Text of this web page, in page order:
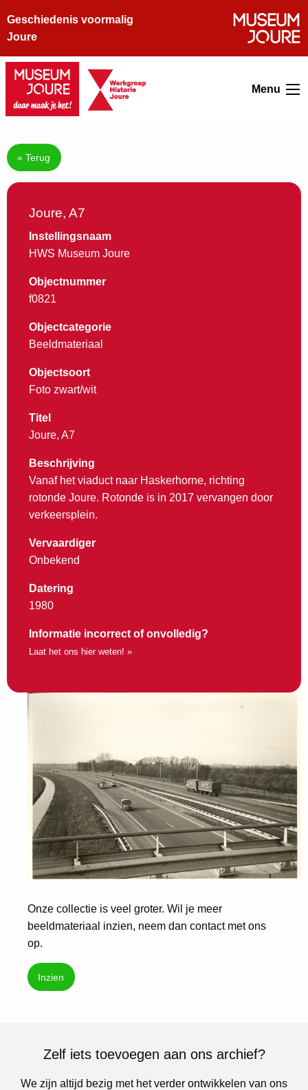
Geschiedenis voormalig
Joure
Menu
« Terug
Joure, A7
Instellingsnaam
HWS Museum Joure
Objectnummer
f0821
Objectcategorie
Beeldmateriaal
Objectsoort
Foto zwart/wit
Titel
Joure, A7
Beschrijving
Vanaf het viaduct naar Haskerhorne, richting
rotonde Joure. Rotonde is in 2017 vervangen door
verkeersplein.
Vervaardiger
Onbekend
Datering
1980
Informatie incorrect of onvolledig?
Laat het ons hier weten! »
Onze collectie is veel groter. Wil je meer
beeldmateriaal inzien, neem dan contact met ons
op.
Inzien
Zelf iets toevoegen aan ons archief?
We zijn altijd bezig met het verder ontwikkelen van ons